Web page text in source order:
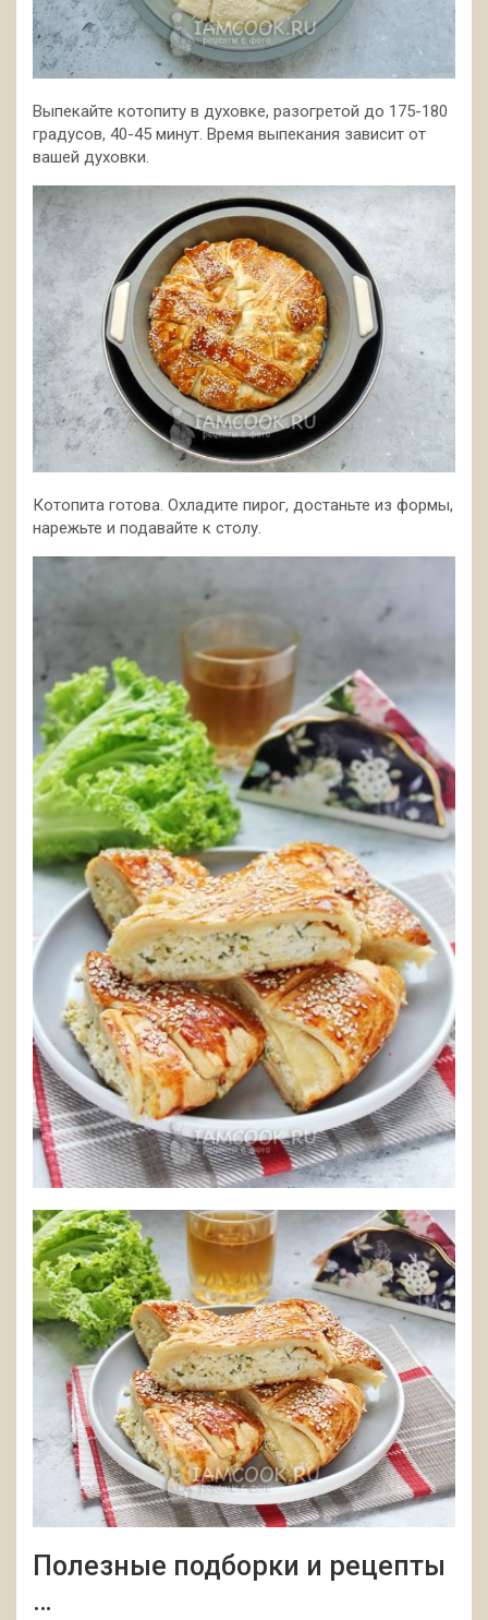
Выпекайте котопиту в духовке, разогретой до 175-180
градусов, 40-45 минут. Время выпекания зависит от
вашей духовки.
Котопита готова. Охладите пирог, достаньте из формы,
нарежьте и подавайте к столу.
Полезные подборки и рецепты
…